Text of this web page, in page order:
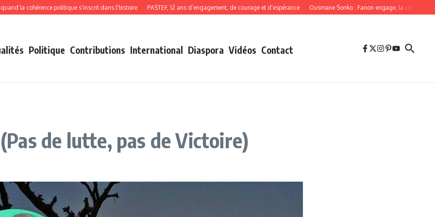
la cohérence politique s’inscrit dans l’histoire PASTEF, 12 ans d’engagement, de courage et d’espérance Ousmane Sonko : Fanon engage, la cohérence oblige
Politique Contributions International Diaspora Vidéos Contact
de lutte, pas de Victoire)